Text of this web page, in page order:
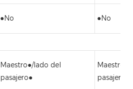
●No ●No
Maestro●/lado del
pasajero●
pasajero●